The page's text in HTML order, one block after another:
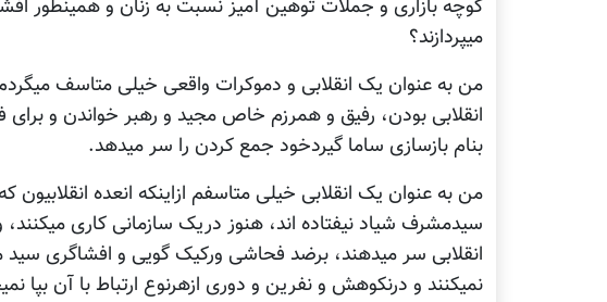
کوچه بازاری و جملات توهین آمیز نسبت به زنان و همینطور
میپردازند؟
من به عنوان یک انقلابی و دموکرات واقعی خیلی متاسف
انقلابی بودن، رفیق و همرزم خاص مجید و رهبر خواندن و
بنام بازسازی ساما گیردخود جمع کردن را سر میدهد.
من به عنوان یک انقلابی خیلی متاسفم ازاینکه انعده انقلابیون
سیدمشرف شیاد نیفتاده اند، هنوز دریک سازمانی کاری میکنند،
انقلابی سر میدهند، برضد فحاشی ورکیک گویی و افشاگری
نمیکنند و درنکوهش و نفرین و دوری ازهرنوع ارتباط با آن بپا